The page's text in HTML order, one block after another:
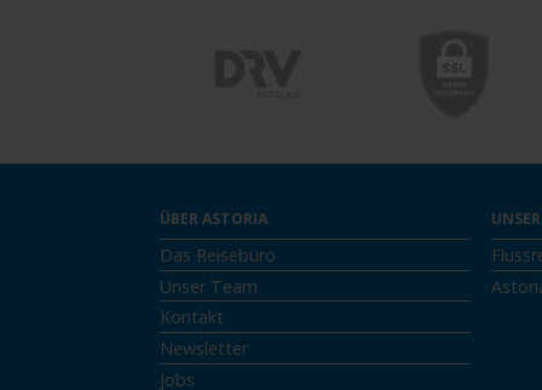
ÜBER ASTORIA
Das Reisebüro
Unser Team
Kontakt
Newsletter
Jobs